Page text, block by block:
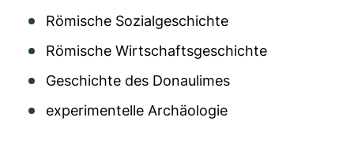
Römische Sozialgeschichte
Römische Wirtschaftsgeschichte
Geschichte des Donaulimes
experimentelle Archäologie